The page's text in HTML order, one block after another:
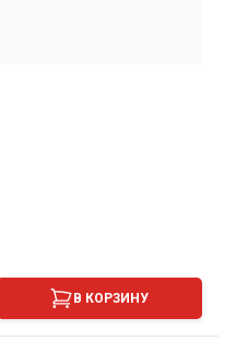
В КОРЗИНУ